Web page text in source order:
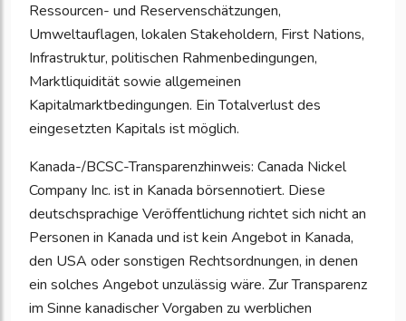
Ressourcen- und Reservenschätzungen,
Umweltauflagen, lokalen Stakeholdern, First Nations,
Infrastruktur, politischen Rahmenbedingungen,
Marktliquidität sowie allgemeinen
Kapitalmarktbedingungen. Ein Totalverlust des
eingesetzten Kapitals ist möglich.
Kanada-/BCSC-Transparenzhinweis: Canada Nickel
Company Inc. ist in Kanada börsennotiert. Diese
deutschsprachige Veröffentlichung richtet sich nicht an
Personen in Kanada und ist kein Angebot in Kanada,
den USA oder sonstigen Rechtsordnungen, in denen
ein solches Angebot unzulässig wäre. Zur Transparenz
im Sinne kanadischer Vorgaben zu werblichen